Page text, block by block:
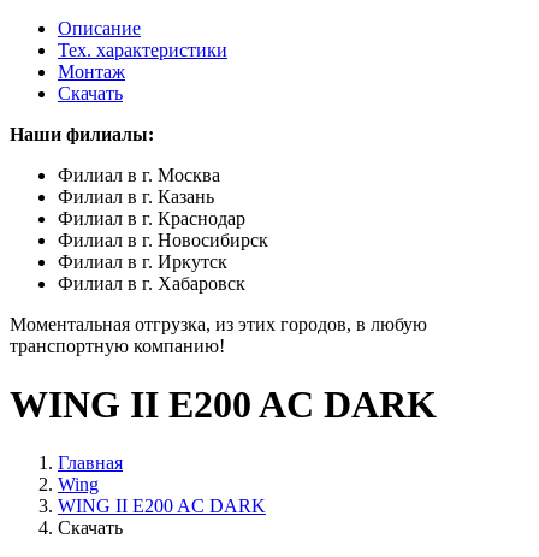
Описание
Тех. характеристики
Монтаж
Скачать
Наши филиалы:
Филиал в г. Москва
Филиал в г. Казань
Филиал в г. Краснодар
Филиал в г. Новосибирск
Филиал в г. Иркутск
Филиал в г. Хабаровск
Моментальная отгрузка, из этих городов, в любую
транспортную компанию!
WING II E200 AC DARK
Главная
Wing
WING II E200 AC DARK
Скачать